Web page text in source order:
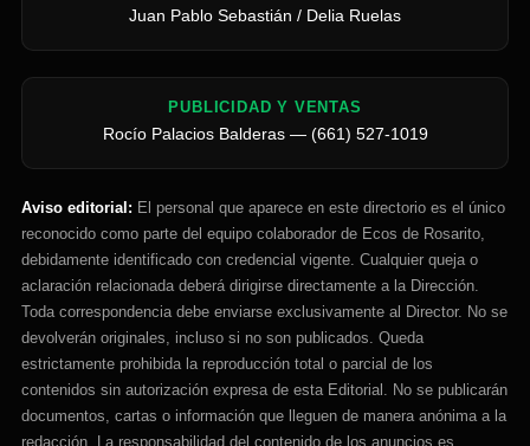
Juan Pablo Sebastián / Delia Ruelas
PUBLICIDAD Y VENTAS
Rocío Palacios Balderas — (661) 527-1019
Aviso editorial: El personal que aparece en este directorio es el único
reconocido como parte del equipo colaborador de Ecos de Rosarito,
debidamente identificado con credencial vigente. Cualquier queja o
aclaración relacionada deberá dirigirse directamente a la Dirección.
Toda correspondencia debe enviarse exclusivamente al Director. No se
devolverán originales, incluso si no son publicados. Queda
estrictamente prohibida la reproducción total o parcial de los
contenidos sin autorización expresa de esta Editorial. No se publicarán
documentos, cartas o información que lleguen de manera anónima a la